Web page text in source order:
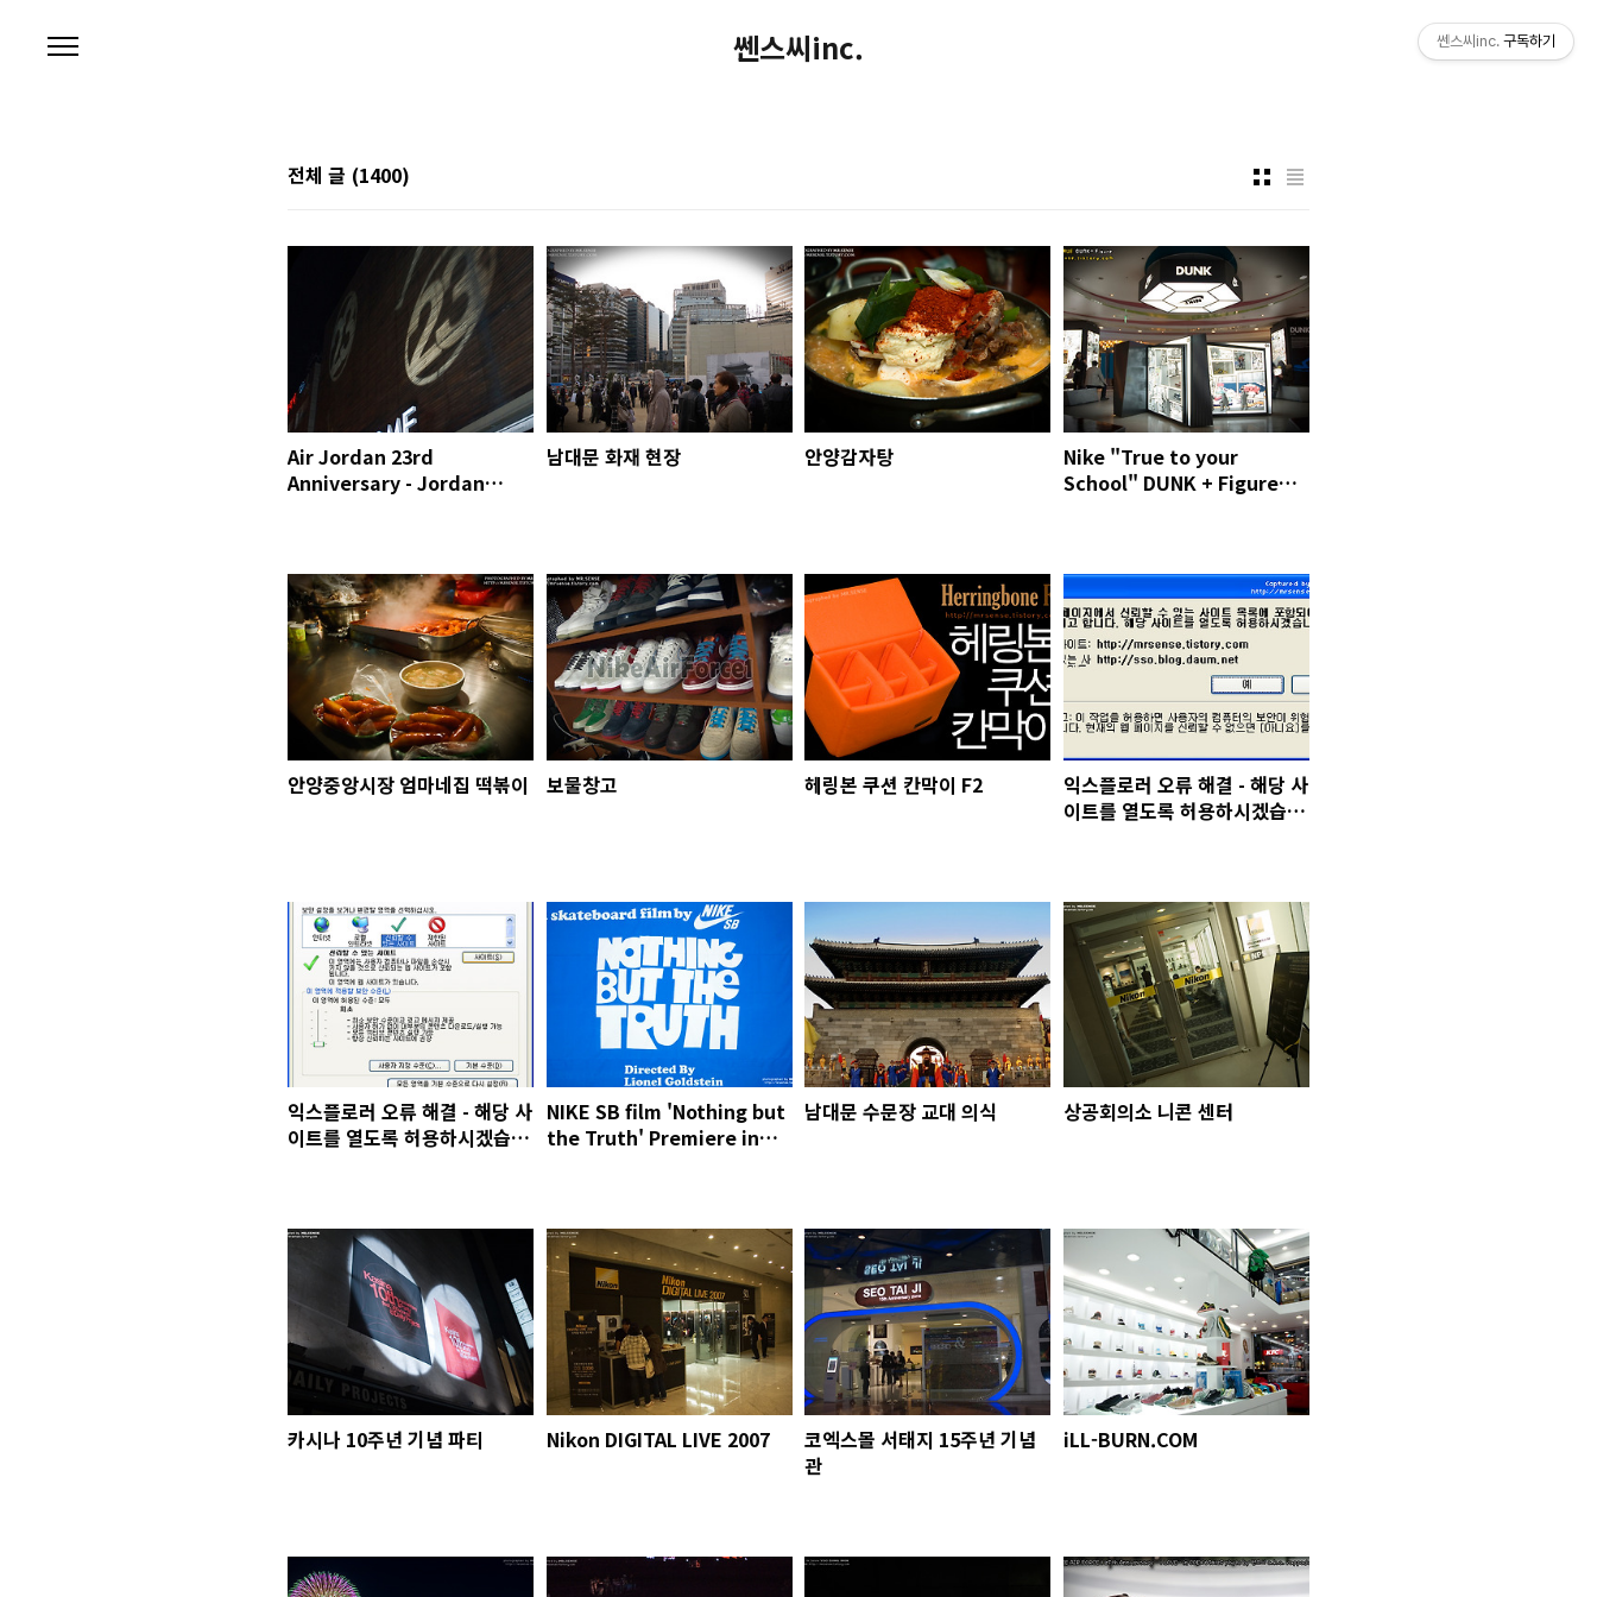
쎈스씨inc.
전체 글 (1400)
Air Jordan 23rd
Anniversary - Jordan
남대문 화재 현장 안양감자탕
Nike "True to your
School" DUNK + Figure
안양중앙시장 엄마네집 떡볶이 보물창고 헤링본 쿠션 칸막이 F2
익스플로러 오류 해결 - 해당 사
이트를 열도록 허용하시겠습니
익스플로러 오류 해결 - 해당 사
이트를 열도록 허용하시겠습니
NIKE SB film 'Nothing but
the Truth' Premiere in
남대문 수문장 교대 의식 상공회의소 니콘 센터
카시나 10주년 기념 파티 Nikon DIGITAL LIVE 2007
코엑스몰 서태지 15주년 기념
관
iLL-BURN.COM
쎈스씨inc. 구독하기